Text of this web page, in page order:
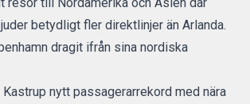
betydligt fler direktlinjer än Arlanda.
dragit ifrån sina nordiska
nytt passagerarrekord med nära